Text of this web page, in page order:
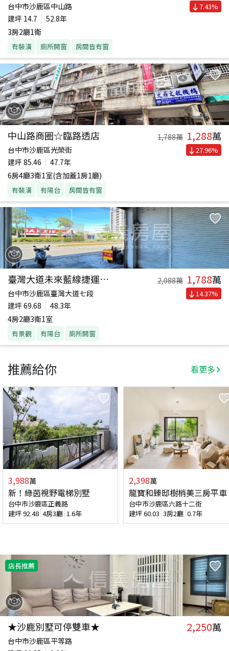
台中市沙鹿區中山路
建坪 14.7
52.8年
3房2廳1衛
有裝潢 廁所開窗 房間皆有窗
7.43%
中山路商圈☆臨路透店 1,788萬 1,288萬
台中市沙鹿區光榮街
建坪 85.46
47.7年
6房4廳3衛1室(含加蓋1房1廳)
有裝潢 有陽台 房間皆有窗
27.96%
臺灣大道未來藍線捷運金店 2,088萬 1,788萬
台中市沙鹿區臺灣大道七段
建坪 69.68
48.3年
4房2廳3衛1室
有景觀 有陽台 廁所開窗
14.37%
推薦給你 看更多
3,988萬
新！綠茵視野電梯別墅
台中市沙鹿區正義路
建坪92.48 4房3廳 1.6年
2,398萬
龍寶和臻邸樹梢美三房平車
台中市沙鹿區六路十二街
建坪60.03 3房2廳 0.7年
店長推薦
★沙鹿別墅可停雙車★ 2,250萬
台中市沙鹿區平等路